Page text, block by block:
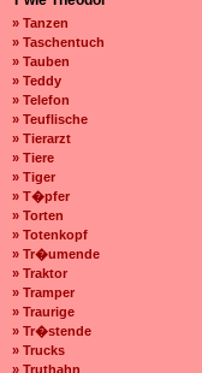
» Tanzen
» Taschentuch
» Tauben
» Teddy
» Telefon
» Teuflische
» Tierarzt
» Tiere
» Tiger
» T�pfer
» Torten
» Totenkopf
» Tr�umende
» Traktor
» Tramper
» Traurige
» Tr�stende
» Trucks
» Truthahn